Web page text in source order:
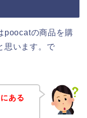
poocatの商品を購
思います。で
ある